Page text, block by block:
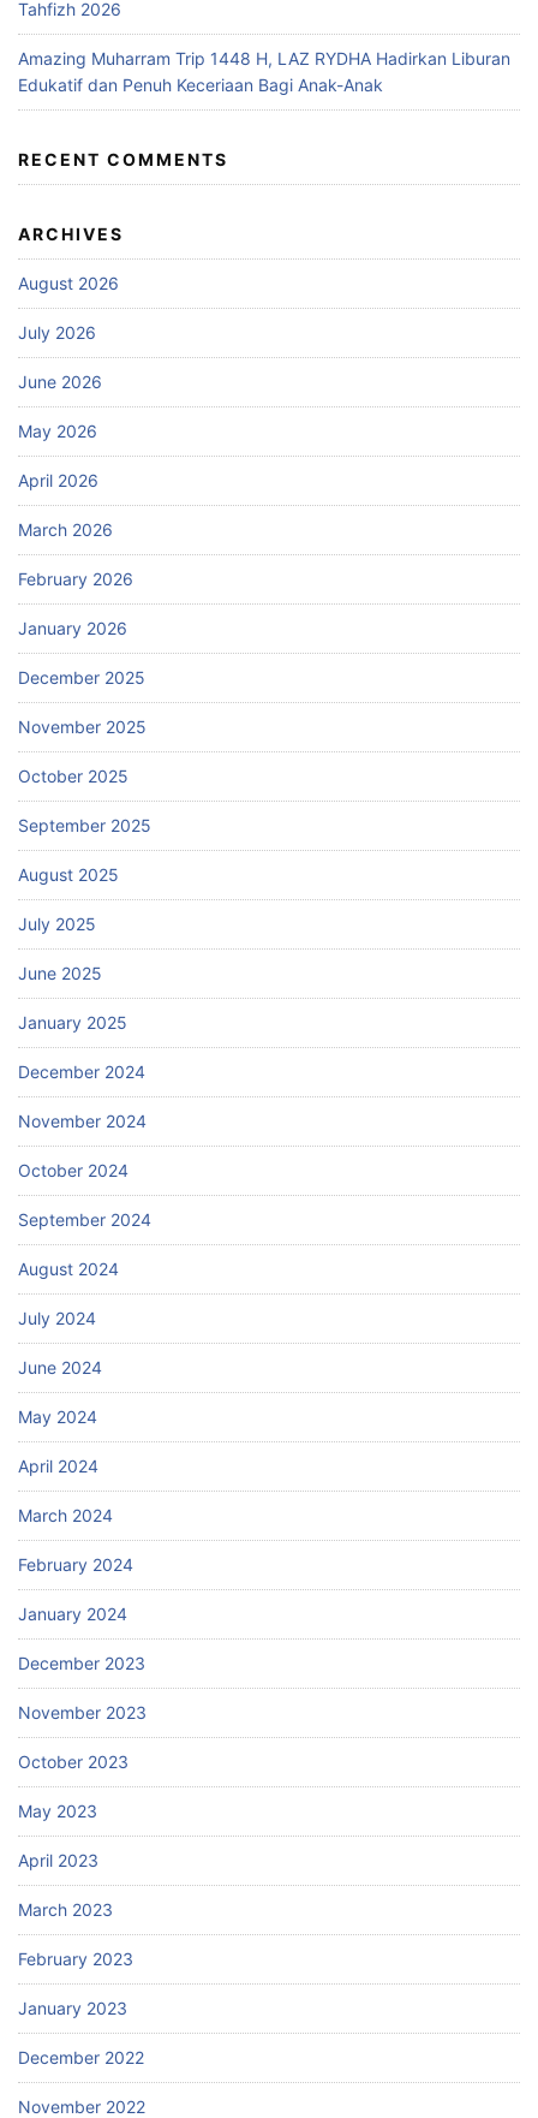
Tahfizh 2026
Amazing Muharram Trip 1448 H, LAZ RYDHA Hadirkan Liburan
Edukatif dan Penuh Keceriaan Bagi Anak-Anak
RECENT COMMENTS
ARCHIVES
August 2026
July 2026
June 2026
May 2026
April 2026
March 2026
February 2026
January 2026
December 2025
November 2025
October 2025
September 2025
August 2025
July 2025
June 2025
January 2025
December 2024
November 2024
October 2024
September 2024
August 2024
July 2024
June 2024
May 2024
April 2024
March 2024
February 2024
January 2024
December 2023
November 2023
October 2023
May 2023
April 2023
March 2023
February 2023
January 2023
December 2022
November 2022